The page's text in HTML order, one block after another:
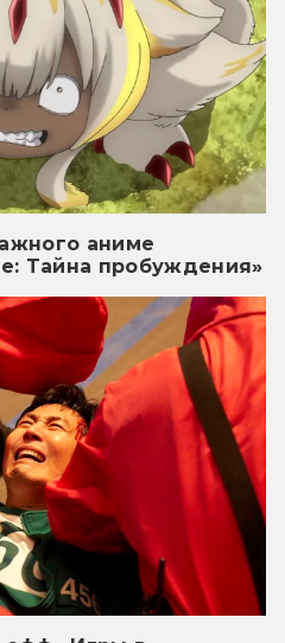
аниме
Тайна пробуждения»